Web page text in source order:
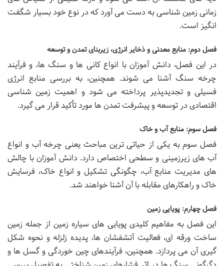
زمانی زمین شناسی به دست می آورد که در نوع خود بسیار شگفت
انگیز است.
فصل دوم: منابع معدنی و ذخایر انرژی، زیربنای تمدن و توسعه
در این فصل، دانش آموزان با انواع کانی ها و سنگ ها، و فرآیند
چرخه سنگ آشنا می شوند. همچنین، به بررسی منابع انرژی
فسیلی و تجدیدپذیر پرداخته می شود و اهمیت زمین شناسی
اقتصادی در توسعه و پیشرفت تمدن ها مورد تأکید قرار می گیرد.
فصل سوم: منابع آب و خاک
فصل سوم به یکی از حیاتی ترین مباحث یعنی چرخه آب و انواع
آب های زیرزمینی و سطحی اختصاص دارد. دانش آموزان با چالش
های مدیریت منابع آب، چگونگی تشکیل و انواع خاک، فرسایش
خاک و راهکارهای مقابله با آن آشنا خواهند شد.
فصل چهارم: پویایی زمین
این فصل به مفاهیم کلیدی پویایی های سیاره زمین از جمله زمین
ساخت ورقه ای، فعالیت آتشفشان ها، پدیده زلزله و نحوه شکل
گیری آن می پردازد. همچنین، فرآیندهای چین خوردگی و گسل ها و